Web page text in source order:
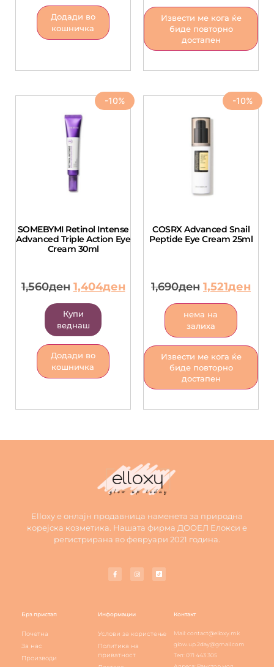
Додади во
кошничка
Извести ме кога ќе
биде повторно
достапен
-10%
SOMEBYMI Retinol Intense
Advanced Triple Action Eye
Cream 30ml
1,560ден 1,404ден
Купи
веднаш
Додади во
кошничка
-10%
COSRX Advanced Snail
Peptide Eye Cream 25ml
1,690ден 1,521ден
нема на
залиха
Извести ме кога ќе
биде повторно
достапен
Elloxy е онлајн продавница наменета за природна
корејска козметика. Нашата фирма ДООЕЛ Елокси е
регистрирана во февруари 2021 година.
Брз пристап
Почетна
За нас
Производи
Информации
Услови за користење
Политика на
приватност
Контакт
Mail: contact@elloxy.mk
glow.up.2day@gmail.com
Тел: 071 443 305